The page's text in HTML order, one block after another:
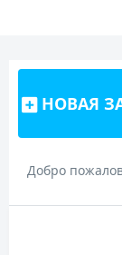
НОВАЯ
Добро